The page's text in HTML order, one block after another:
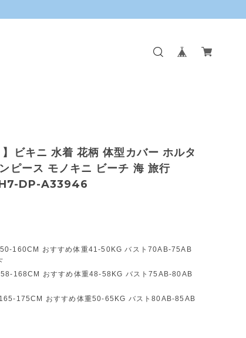
】ビキニ 水着 花柄 体型カバー ホルタ
ピース モノキニ ビーチ 海 旅行
DP-A33946
160CM おすすめ体重41-50KG バスト70AB-75AB
168CM おすすめ体重48-58KG バスト75AB-80AB
175CM おすすめ体重50-65KG バスト80AB-85AB